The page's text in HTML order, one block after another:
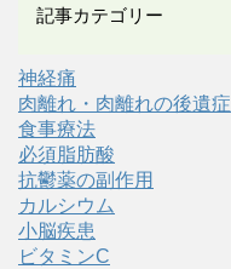
記事カテゴリー
神経痛
肉離れ・肉離れの後遺症
食事療法
必須脂肪酸
抗鬱薬の副作用
カルシウム
小脳疾患
ビタミンC